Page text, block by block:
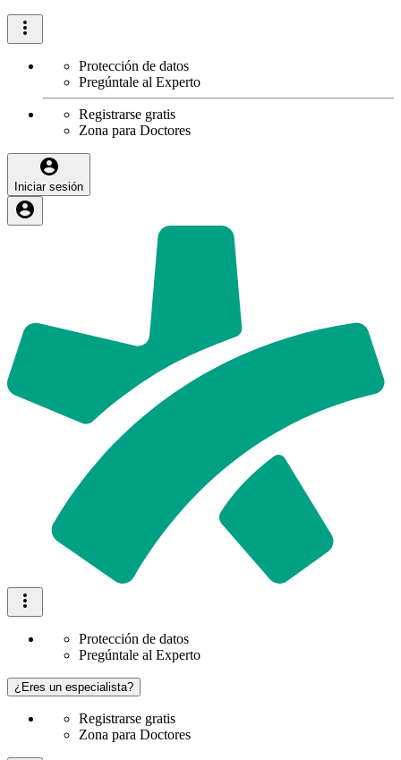
Protección de datos
Pregúntale al Experto
Registrarse gratis
Zona para Doctores
Iniciar sesión
Protección de datos
Pregúntale al Experto
¿Eres un especialista?
Registrarse gratis
Zona para Doctores